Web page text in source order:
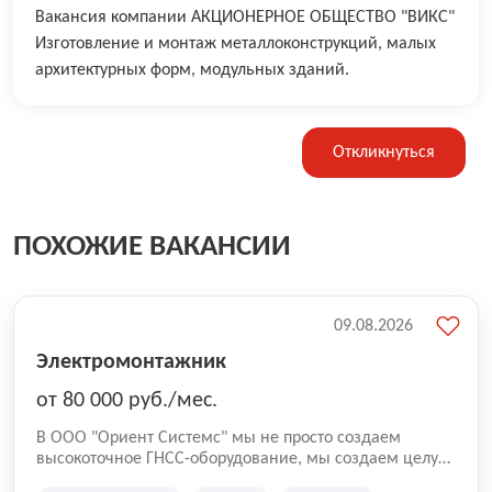
Вакансия компании АКЦИОНЕРНОЕ ОБЩЕСТВО "ВИКС"
Изготовление и монтаж металлоконструкций, малых
архитектурных форм, модульных зданий.
Откликнуться
ПОХОЖИЕ ВАКАНСИИ
Электромонтажник
от 80 000 руб./мес.
В ООО "Ориент Системс" мы не просто создаем
высокоточное ГНСС-оборудование, мы создаем целую
09.08.2026